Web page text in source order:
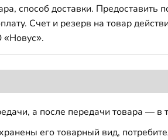
способ доставки.
Счет и резерв на товар
«Новус».
а после передачи товара — в
его товарный вид,